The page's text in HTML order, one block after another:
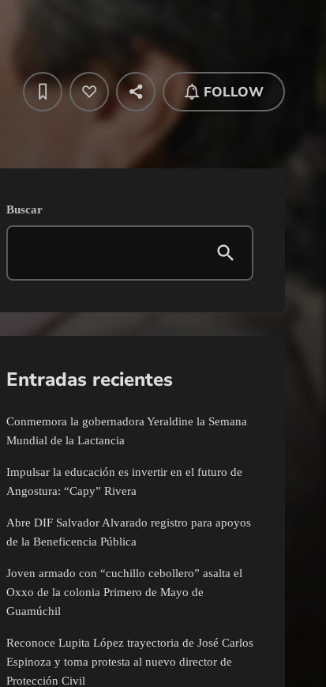
FOLLOW
Buscar
Entradas recientes
Conmemora la gobernadora Yeraldine la Semana
Mundial de la Lactancia
Impulsar la educación es invertir en el futuro de
Angostura: “Capy” Rivera
Abre DIF Salvador Alvarado registro para apoyos
de la Beneficencia Pública
Joven armado con “cuchillo cebollero” asalta el
Oxxo de la colonia Primero de Mayo de
Guamúchil
Reconoce Lupita López trayectoria de José Carlos
Espinoza y toma protesta al nuevo director de
Protección Civil